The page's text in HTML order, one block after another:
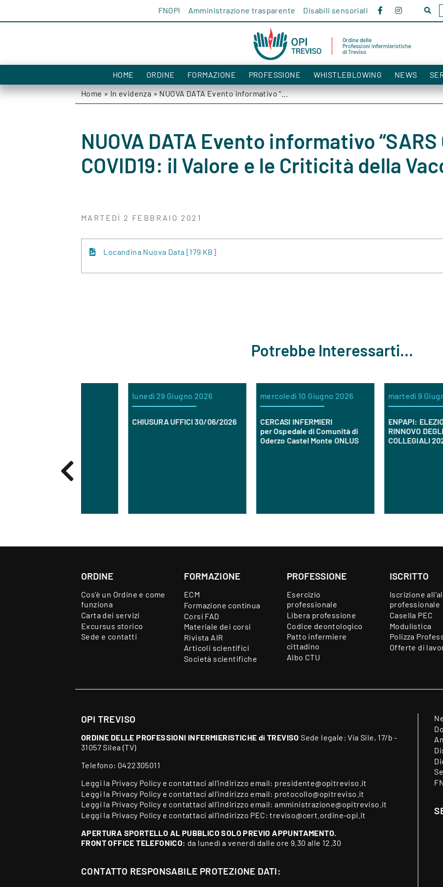
FNOPI Amministrazione trasparente Disabili sensoriali
HOME ORDINE FORMAZIONE PROFESSIONE WHISTLEBLOWING NEWS
Home»In evidenza»NUOVA DATA Evento informativo “...
NUOVA DATA Evento informativo “SARS
COVID19: il Valore e le Criticità della
MARTEDÌ 2 FEBBRAIO 2021
Locandina Nuova Data [179 KB]
Potrebbe Interessarti...
lunedì 29 Giugno 2026
CHIUSURA UFFICI 30/06/2026
mercoledì 10 Giugno 2026
CERCASI INFERMIERI
per Ospedale di Comunità di
Oderzo Castel Monte ONLUS
martedì 9 Giugno 2026
ENPAPI: ELEZIONI PER IL
RINNOVO DEGLI ORGANI
COLLEGIALI 2026/2030
ORDINE
Cos’è un Ordine e come
funziona
Carta dei servizi
Excursus storico
Sede e contatti
FORMAZIONE
ECM
Formazione continua
Corsi FAD
Materiale dei corsi
Rivista AIR
Articoli scientifici
Società scientifiche
PROFESSIONE
Esercizio
professionale
Libera professione
Codice deontologico
Patto infermiere
cittadino
Albo CTU
ISCRITTO
Iscrizione
professionale
Casella PEC
Modulistica
Polizza
Offerte di
OPI TREVISO
ORDINE DELLE PROFESSIONI INFERMIERISTICHE di TREVISO Sede legale: Via Sile, 17/b -
31057 Silea (TV)
Telefono: 0422305011
Leggi la Privacy Policy e contattaci all'indirizzo email: presidente@opitreviso.it
Leggi la Privacy Policy e contattaci all'indirizzo email: protocollo@opitreviso.it
Leggi la Privacy Policy e contattaci all'indirizzo email:amministrazione@opitreviso.it
Leggi la Privacy Policy e contattaci all'indirizzo PEC:treviso@cert.ordine-opi.it
APERTURA SPORTELLO AL PUBBLICO SOLO PREVIO APPUNTAMENTO.
FRONT OFFICE TELEFONICO: da lunedì a venerdì dalle ore 9.30 alle 12.30
CONTATTO RESPONSABILE PROTEZIONE DATI: